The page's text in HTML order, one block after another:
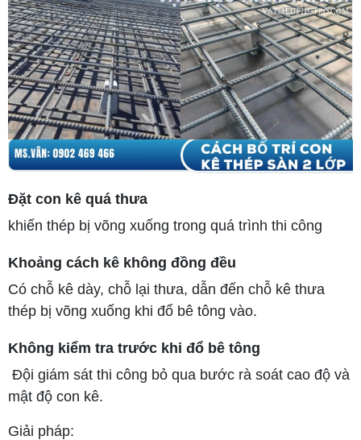
Đặt con kê quá thưa
khiến thép bị võng xuống trong quá trình thi công
Khoảng cách kê không đồng đều
Có chỗ kê dày, chỗ lại thưa, dẫn đến chỗ kê thưa
thép bị võng xuống khi đổ bê tông vào.
Không kiểm tra trước khi đổ bê tông
Đội giám sát thi công bỏ qua bước rà soát cao độ và
mật độ con kê.
Giải pháp: